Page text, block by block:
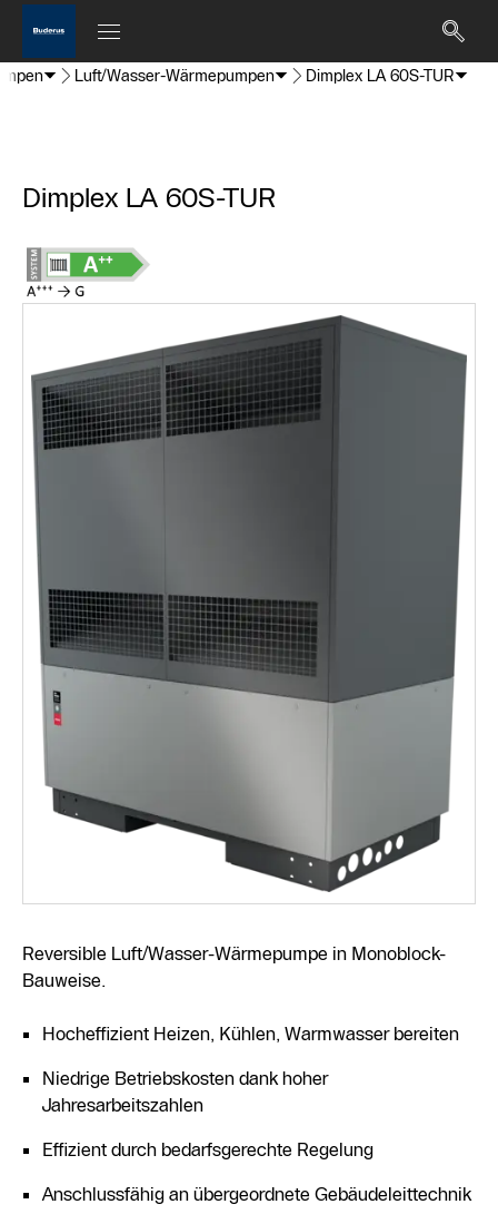
Luft/Wasser-Wärmepumpen Dimplex LA 60S-TUR
Dimplex LA 60S-TUR
Reversible Luft/Wasser-Wärmepumpe in Monoblock-
Bauweise.
Hocheffizient Heizen, Kühlen, Warmwasser bereiten
Niedrige Betriebskosten dank hoher
Jahresarbeitszahlen
Effizient durch bedarfsgerechte Regelung
Anschlussfähig an übergeordnete Gebäudeleittechnik